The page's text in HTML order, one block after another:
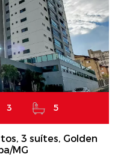
3 5
3 suítes, Golden
MG